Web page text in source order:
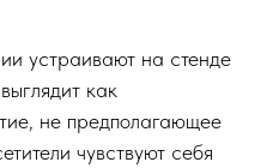
устраивают на стенде
как
не предполагающее
чувствуют себя